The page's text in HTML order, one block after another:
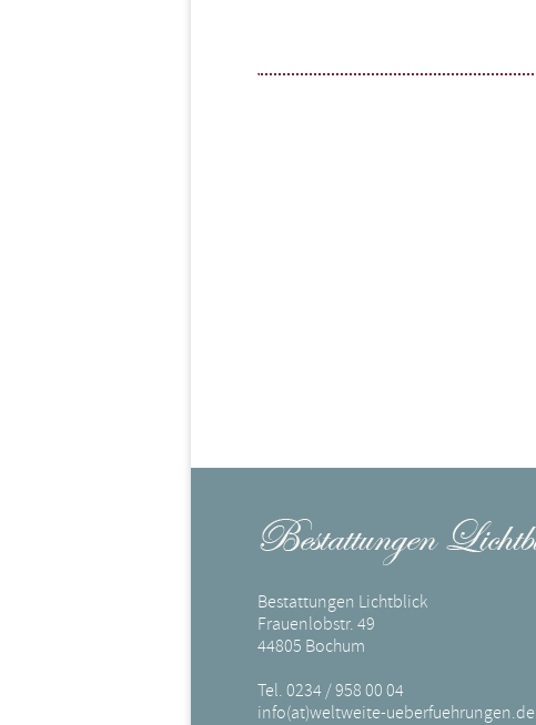
Bestattungen Lichtblick
Frauenlobstr. 49
44805 Bochum
Tel. 0234 / 958 00 04
info(at)weltweite-ueberfuehrungen.de